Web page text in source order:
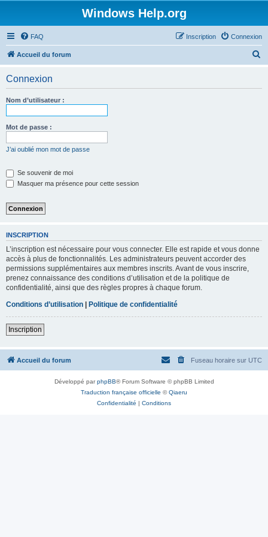
Windows Help.org
FAQ Connexion
Inscription
Accueil du forum
Connexion
Nom d’utilisateur :
Mot de passe :
J’ai oublié mon mot de passe
Se souvenir de moi
Masquer ma présence pour cette session
INSCRIPTION
L’inscription est nécessaire pour vous connecter. Elle est rapide et vous donne
accès à plus de fonctionnalités. Les administrateurs peuvent accorder des
permissions supplémentaires aux membres inscrits. Avant de vous inscrire,
prenez connaissance des conditions d’utilisation et de la politique de
confidentialité, ainsi que des règles propres à chaque forum.
Conditions d’utilisation | Politique de confidentialité
Inscription
Accueil du forum Fuseau horaire sur UTC
Développé parphpBB® Forum Software © phpBB Limited
Traduction française officielle ©Qiaeru
Confidentialité | Conditions